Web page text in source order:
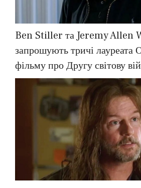
Ben Stiller та Jeremy Allen
запрошують тричі лауреата
фільму про Другу світову